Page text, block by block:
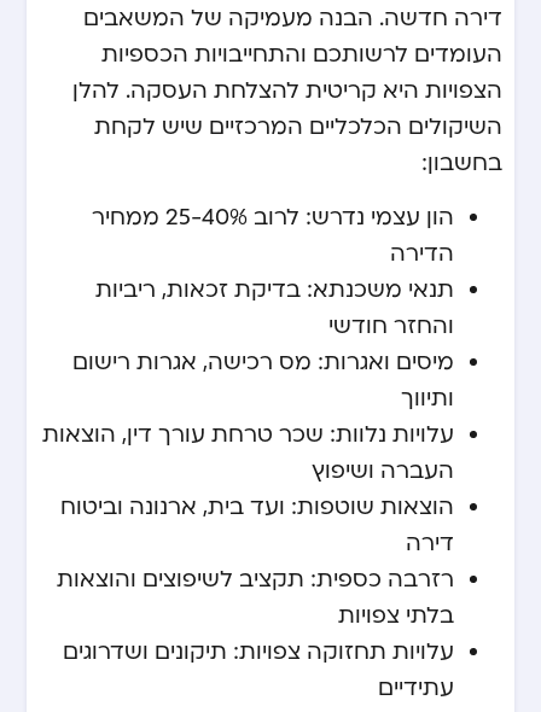
דירה חדשה. הבנה מעמיקה של המשאבים
העומדים לרשותכם והתחייבויות הכספיות
הצפויות היא קריטית להצלחת העסקה. להלן
השיקולים הכלכליים המרכזיים שיש לקחת
בחשבון:
הון עצמי נדרש: לרוב 25-40% ממחיר
הדירה
תנאי משכנתא: בדיקת זכאות, ריביות
והחזר חודשי
מיסים ואגרות: מס רכישה, אגרות רישום
ותיווך
עלויות נלוות: שכר טרחת עורך דין, הוצאות
העברה ושיפוץ
הוצאות שוטפות: ועד בית, ארנונה וביטוח
דירה
רזרבה כספית: תקציב לשיפוצים והוצאות
בלתי צפויות
עלויות תחזוקה צפויות: תיקונים ושדרוגים
עתידיים